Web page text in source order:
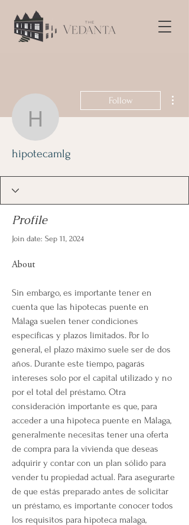
hipotecamlg
Follow
hipotecamlg
Profile
Join date: Sep 11, 2024
About
Sin embargo, es importante tener en
cuenta que las hipotecas puente en
Málaga suelen tener condiciones
específicas y plazos limitados. Por lo
general, el plazo máximo suele ser de dos
años. Durante este tiempo, pagarás
intereses solo por el capital utilizado y no
por el total del préstamo. Otra
consideración importante es que, para
acceder a una hipoteca puente en Málaga,
generalmente necesitas tener una oferta
de compra para la vivienda que deseas
adquirir y contar con un plan sólido para
vender tu propiedad actual. Para asegurarte
de que estás preparado antes de solicitar
un préstamo, es importante conocer todos
los requisitos para hipoteca malaga,